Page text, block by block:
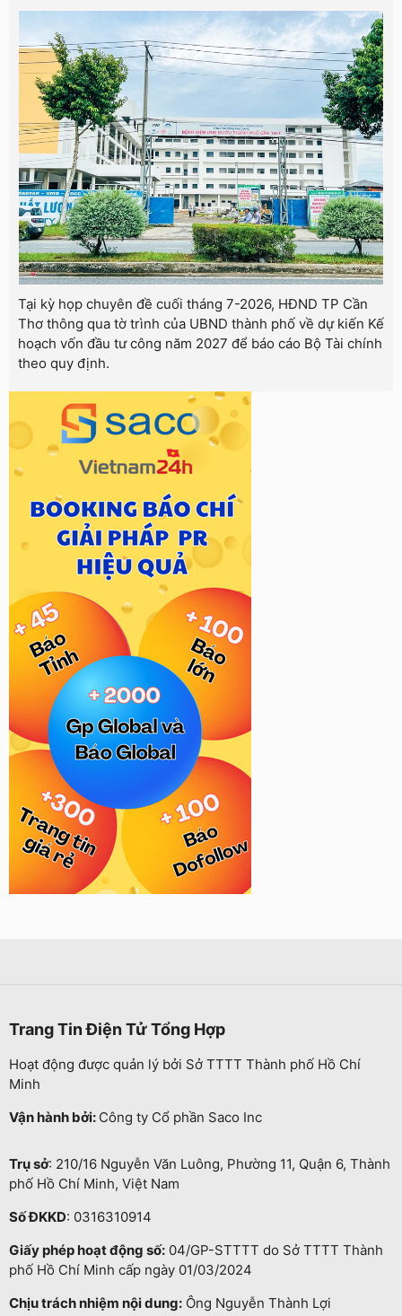
Tại kỳ họp chuyên đề cuối tháng 7-2026, HĐND TP Cần
Thơ thông qua tờ trình của UBND thành phố về dự kiến Kế
hoạch vốn đầu tư công năm 2027 để báo cáo Bộ Tài chính
theo quy định.
Trang Tin Điện Tử Tổng Hợp
Hoạt động được quản lý bởi Sở TTTT Thành phố Hồ Chí
Minh
Vận hành bởi: Công ty Cổ phần Saco Inc
Trụ sở: 210/16 Nguyễn Văn Luông, Phường 11, Quận 6, Thành
phố Hồ Chí Minh, Việt Nam
Số ĐKKD: 0316310914
Giấy phép hoạt động số: 04/GP-STTTT do Sở TTTT Thành
phố Hồ Chí Minh cấp ngày 01/03/2024
Chịu trách nhiệm nội dung: Ông Nguyễn Thành Lợi